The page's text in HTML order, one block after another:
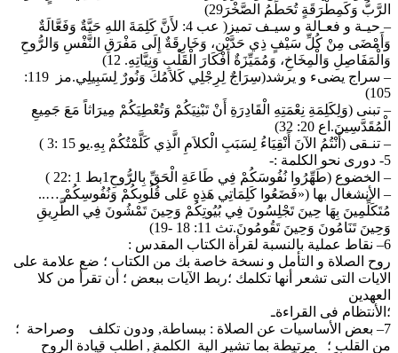
الرَّبُّ وَكَمِطْرَقَةٍ تُحَطِّمُ الصَّخْرَ29)
– حيـة و فعـالة و سيـف تميز( عب 4: لأَنَّ كَلِمَةَ اللهِ حَيَّةٌ وَفَعَّالَةٌ
وَأَمْضَى مِنْ كُلِّ سَيْفٍ ذِي حَدَّيْنِ، وَخَارِقَةٌ إِلَى مَفْرَقِ النَّفْسِ وَالرُّوحِ
وَالْمَفَاصِلِ وَالْمِخَاخِ، وَمُمَيِّزَةٌ أَفْكَارَ الْقَلْبِ وَنِيَّاتِهِ. 12)
– سراج يضىء و يرشد(سِرَاجٌ لِرِجْلِي كَلاَمُكَ وَنُورٌ لِسَبِيلِي.مز 119:
105)
– تبنى (وَلِكَلِمَةِ نِعْمَتِهِ الْقَادِرَةِ أَنْ تَبْنِيَكُمْ وَتُعْطِيَكُمْ مِيرَاثاً مَعَ جَمِيعِ
الْمُقَدَّسِينَ.اع 20: 32)
– تنـقى (أَنْتُمُ الآنَ أَنْقِيَاءُ لِسَبَبِ الْكلاَمِ الَّذِي كَلَّمْتُكُمْ بِهِ.يو 15 :3 )
5- دورى نحو الكلمة :-
– الخضوع (طَهِّرُوا نُفُوسَكُمْ فِي طَاعَةِ الْحَقِّ بِالرُّوحِ1بط 1 :22 )
– الأنشغال بها («فَضَعُوا كَلِمَاتِي هَذِهِ عَلى قُلُوبِكُمْ وَنُفُوسِكُمْ …..
مُتَكَلِّمِينَ بِهَا حِينَ تَجْلِسُونَ فِي بُيُوتِكُمْ وَحِينَ تَمْشُونَ فِي الطَّرِيقِ
وَحِينَ تَنَامُونَ وَحِينَ تَقُومُونَ.تث 11: 18 -19)
6– نقاط عملية بالنسبة لقرأة الكتاب المقدس :
روح الصلاة و التأمل و نسخة خاصة بك من الكتاب ؛ ضع علامة على
الايات التى تشعر أنها تكلمك ؛ربط الآيات ببعض ؛ أن تقرأ من كلا
العهدين
؛الأنتظام فى القراءةـ
7– بعض الأساسيات عن الصلاة : ببساطة, ودون تكلف وصراحة ؛
من القلب ؛ مرتبطة بما تشير الية الكلمة , اطلب قيادة الروح